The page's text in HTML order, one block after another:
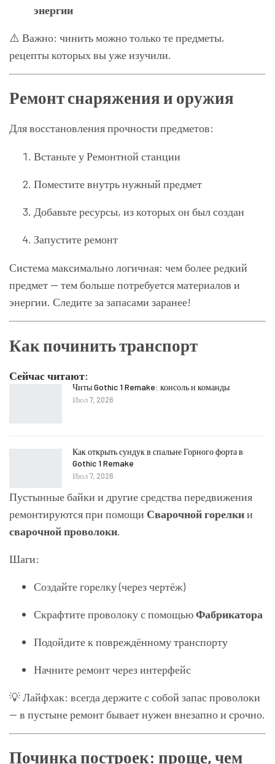
энергии
⚠️ Важно: чинить можно только те предметы,
рецепты которых вы уже изучили.
Ремонт снаряжения и оружия
Для восстановления прочности предметов:
Встаньте у Ремонтной станции
Поместите внутрь нужный предмет
Добавьте ресурсы, из которых он был создан
Запустите ремонт
Система максимально логичная: чем более редкий
предмет — тем больше потребуется материалов и
энергии. Следите за запасами заранее!
Как починить транспорт
Сейчас читают:
Читы Gothic 1 Remake: консоль и команды
Июл 7, 2026
Как открыть сундук в спальне Горного форта в
Gothic 1 Remake
Июл 7, 2026
Пустынные байки и другие средства передвижения
ремонтируются при помощи Сварочной горелкии
сварочной проволоки.
Шаги:
Создайте горелку (через чертёж)
Скрафтите проволоку с помощьюФабрикатора
Подойдите к повреждённому транспорту
Начните ремонт через интерфейс
💡 Лайфхак: всегда держите с собой запас проволоки
— в пустыне ремонт бывает нужен внезапно и срочно.
Починка построек: проще, чем